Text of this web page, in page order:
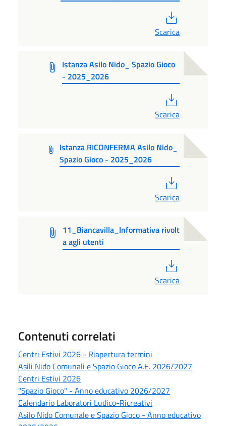
Scarica
Istanza Asilo Nido_ Spazio Gioco
- 2025_2026
Scarica
Istanza RICONFERMA Asilo Nido_
Spazio Gioco - 2025_2026
Scarica
11_Biancavilla_Informativa rivolt
a agli utenti
Scarica
Contenuti correlati
Centri Estivi 2026 - Riapertura termini
Asili Nido Comunali e Spazio Gioco A.E. 2026/2027
Centri Estivi 2026
"Spazio Gioco" - Anno educativo 2026/2027
Calendario Laboratori Ludico-Ricreativi
Asilo Nido Comunale e Spazio Gioco - Anno educativo